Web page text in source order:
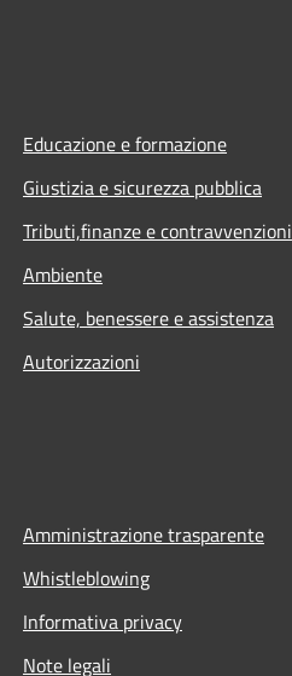
Educazione e formazione
Giustizia e sicurezza pubblica
Tributi,finanze e contravvenzioni
Ambiente
Salute, benessere e assistenza
Autorizzazioni
Amministrazione trasparente
Whistleblowing
Informativa privacy
Note legali